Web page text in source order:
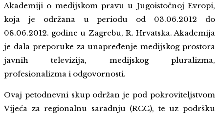
Akademiji o medijskom pravu u Jugoistočnoj Evropi,
koja je održana u periodu od 03.06.2012 do
08.06.2012. godine u Zagrebu, R. Hrvatska. Akademija
je dala preporuke za unapređenje medijskog prostora
javnih televizija, medijskog pluralizma,
profesionalizma i odgovornosti.
Ovaj petodnevni skup održan je pod pokroviteljstvom
Vijeća za regionalnu saradnju (RCC), te uz podršku